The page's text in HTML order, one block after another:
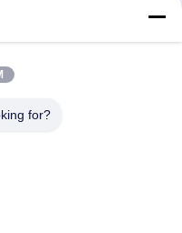
con velocità massima
di riavvio di 0,8 m/min e
potenza da 7,5 kW
di tubi a ritiro di 4 kW
for?